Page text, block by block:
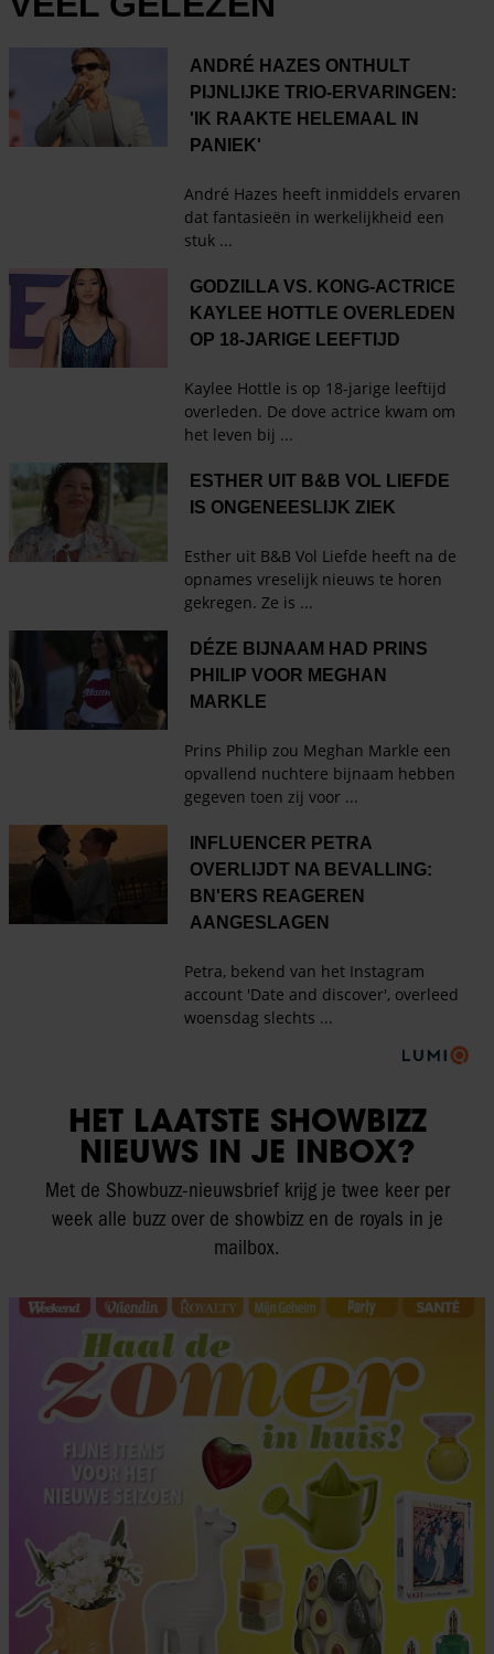
HET LAATSTE SHOWBIZZ
NIEUWS IN JE INBOX?
Met de Showbuzz-nieuwsbrief krijg je twee keer per
week alle buzz over de showbizz en de royals in je
mailbox.